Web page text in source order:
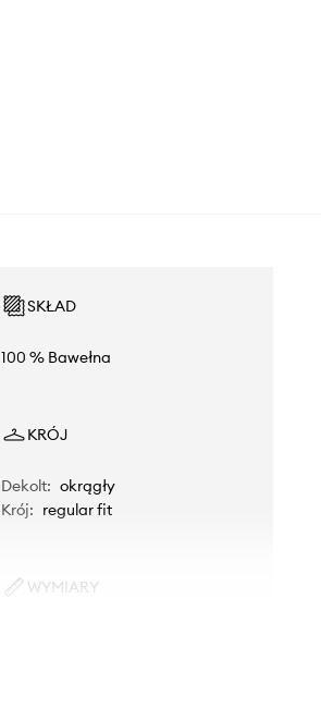
SKŁAD
100 % Bawełna
KRÓJ
Dekolt: okrągły
Krój: regular fit
WYMIARY